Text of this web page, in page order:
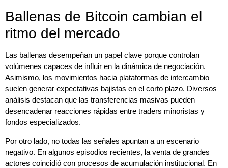
Ballenas de Bitcoin cambian el
ritmo del mercado
Las ballenas desempeñan un papel clave porque controlan
volúmenes capaces de influir en la dinámica de negociación.
Asimismo, los movimientos hacia plataformas de intercambio
suelen generar expectativas bajistas en el corto plazo. Diversos
análisis destacan que las transferencias masivas pueden
desencadenar reacciones rápidas entre traders minoristas y
fondos especializados.
Por otro lado, no todas las señales apuntan a un escenario
negativo. En algunos episodios recientes, la venta de grandes
actores coincidió con procesos de acumulación institucional. En